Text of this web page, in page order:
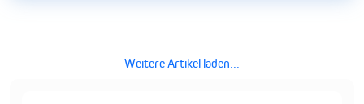
Weitere Artikel laden...